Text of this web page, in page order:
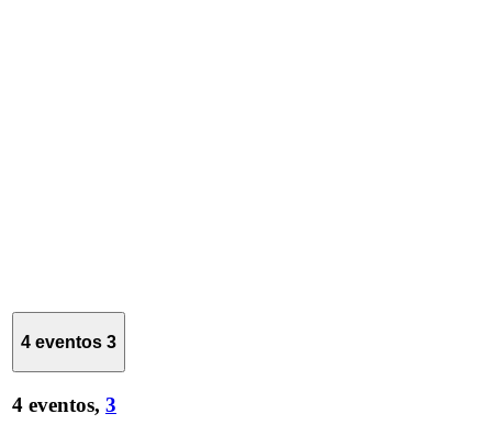
4 eventos 3
4 eventos, 3